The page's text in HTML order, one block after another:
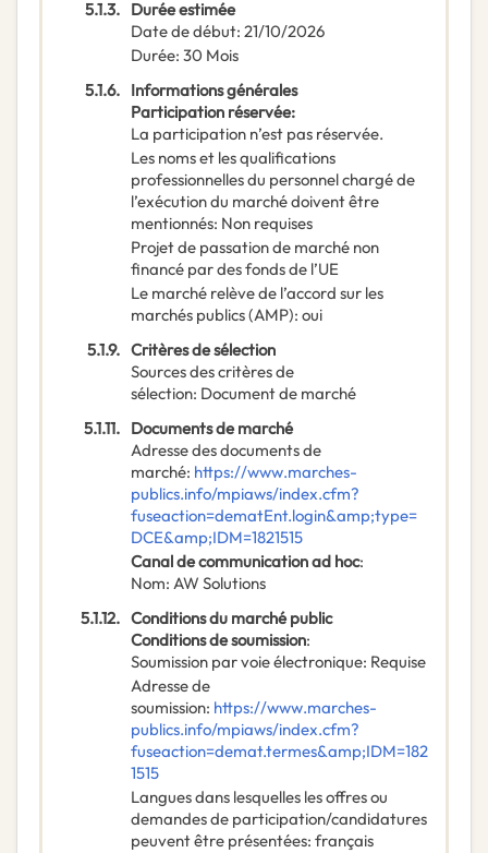
5.1.3. Durée estimée
Date de début: 21/10/2026
Durée: 30 Mois
5.1.6. Informations générales
Participation réservée:
La participation n’est pas réservée.
Les noms et les qualifications
professionnelles du personnel chargé de
l’exécution du marché doivent être
mentionnés: Non requises
Projet de passation de marché non
financé par des fonds de l’UE
Le marché relève de l’accord sur les
marchés publics (AMP): oui
5.1.9. Critères de sélection
Sources des critères de
sélection: Document de marché
5.1.11. Documents de marché
Adresse des documents de
marché: https://www.marches-
publics.info/mpiaws/index.cfm?
fuseaction=dematEnt.login&amp;type=
DCE&amp;IDM=1821515
Canal de communication ad hoc:
Nom: AW Solutions
5.1.12. Conditions du marché public
Conditions de soumission:
Soumission par voie électronique: Requise
Adresse de
soumission: https://www.marches-
publics.info/mpiaws/index.cfm?
fuseaction=demat.termes&amp;IDM=182
1515
Langues dans lesquelles les offres ou
demandes de participation/candidatures
peuvent être présentées: français